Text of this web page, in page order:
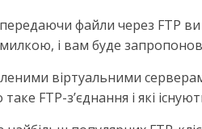
файли через FTP
і вам буде
віртуальними
FTP-з’єднання і які